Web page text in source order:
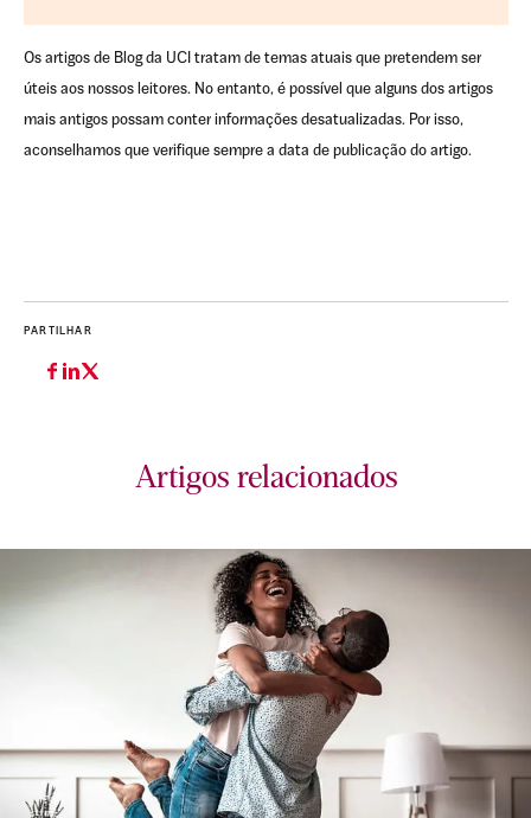
Os artigos de Blog da UCI tratam de temas atuais que pretendem ser
úteis aos nossos leitores. No entanto, é possível que alguns dos artigos
mais antigos possam conter informações desatualizadas. Por isso,
aconselhamos que verifique sempre a data de publicação do artigo.
PARTILHAR
Artigos relacionados